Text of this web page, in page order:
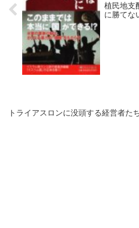
植民地支
に勝てな
トライアスロンに没頭する経営者た